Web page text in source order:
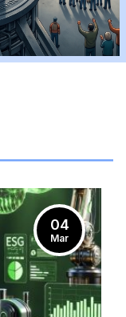
04
Mar